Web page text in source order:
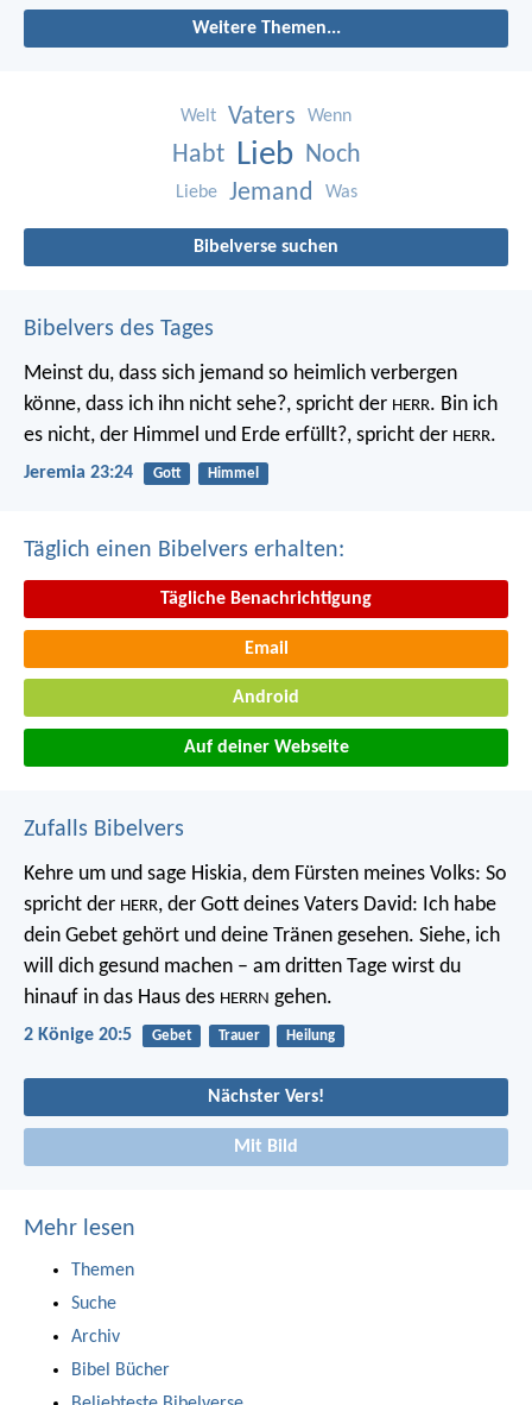
Weitere Themen...
Welt Vaters Wenn
Habt Lieb Noch
Liebe Jemand Was
Bibelverse suchen
Bibelvers des Tages
Meinst du, dass sich jemand so heimlich verbergen
könne, dass ich ihn nicht sehe?, spricht der HERR. Bin ich
es nicht, der Himmel und Erde erfüllt?, spricht der HERR.
Jeremia 23:24 Gott Himmel
Täglich einen Bibelvers erhalten:
Tägliche Benachrichtigung
Email
Android
Auf deiner Webseite
Zufalls Bibelvers
Kehre um und sage Hiskia, dem Fürsten meines Volks: So
spricht der HERR, der Gott deines Vaters David: Ich habe
dein Gebet gehört und deine Tränen gesehen. Siehe, ich
will dich gesund machen – am dritten Tage wirst du
hinauf in das Haus des HERRN gehen.
2 Könige 20:5 Gebet Trauer Heilung
Nächster Vers!
Mit Bild
Mehr lesen
Themen
Suche
Archiv
Bibel Bücher